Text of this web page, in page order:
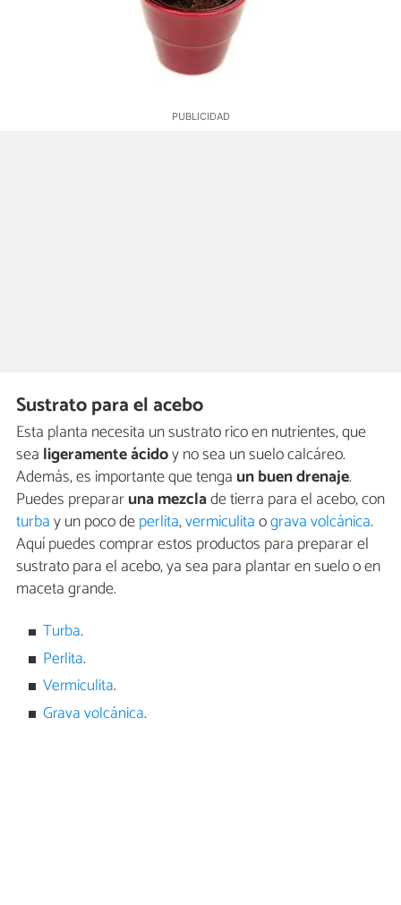
Sustrato para el acebo
Esta planta necesita un sustrato rico en nutrientes, que
sea ligeramente ácidoy no sea un suelo calcáreo.
Además, es importante que tenga un buen drenaje.
Puedes prepararuna mezclade tierra para el acebo, con
turbay un poco deperlita,vermiculitaograva volcánica.
Aquí puedes comprar estos productos para preparar el
sustrato para el acebo, ya sea para plantar en suelo o en
maceta grande.
Turba.
Perlita.
Vermiculita.
Grava volcánica.